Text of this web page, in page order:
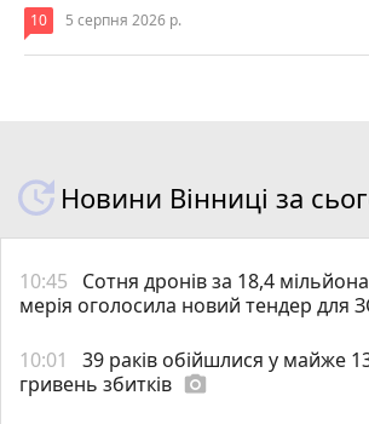
10 5 серпня 2026 р.
Новини Вінниці за
10:45
Сотня дронів за 18,4
мерія оголосила новий тендер для
10:01
39 раків обійшлися у майже
гривень збитків photo_camera